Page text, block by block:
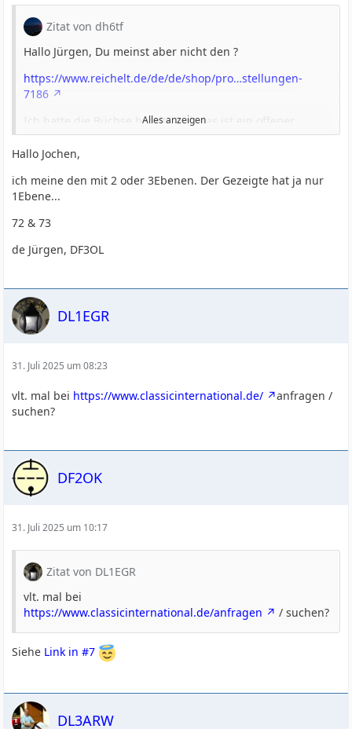
Zitat von dh6tf
Hallo Jürgen, Du meinst aber nicht den ?
https://www.reichelt.de/de/de/shop/pro…stellungen-
7186
Ich hatte die Büchse bereits auf, das ist ein offener
Schalter mit 2 Löchern für Stehbolzen. (zu dem einen sind
die Funken übergesprungen)
Beim Durchschauen der Kernvorräte bin ich auf die Idee
gekommen, den Trafo 1:1 / 1:4 umschaltbar zu machen
Trafo -61 bzw. 4C65. Platz ist noch vorhanden.
Alles anzeigen
Hallo Jochen,
ich meine den mit 2 oder 3Ebenen. Der Gezeigte hat ja nur
1Ebene...
72 & 73
de Jürgen, DF3OL
DL1EGR
31. Juli 2025 um 08:23
vlt. mal bei https://www.classicinternational.de/
anfragen /
suchen?
DF2OK
31. Juli 2025 um 10:17
Zitat von DL1EGR
vlt. mal bei
https://www.classicinternational.de/anfragen
/ suchen?
Siehe Link in #7
DL3ARW